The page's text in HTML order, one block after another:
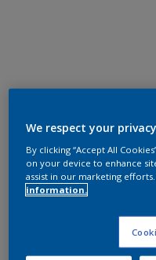
We respect your
By clicking “Accept All
on your device to enhance
assist in our marketing efforts.
information.